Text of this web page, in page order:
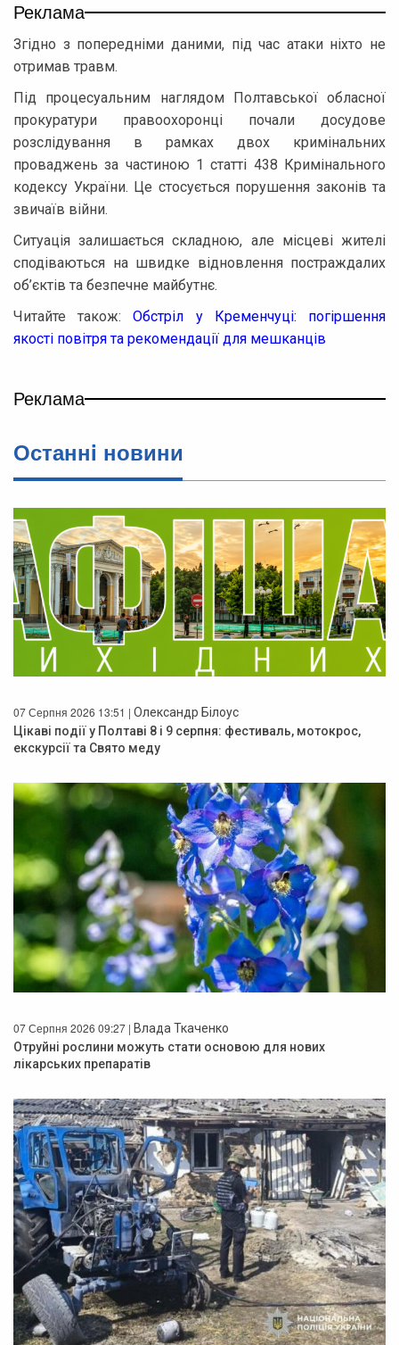
Реклама
Згідно з попередніми даними, під час атаки ніхто не
отримав травм.
Під процесуальним наглядом Полтавської обласної
прокуратури правоохоронці почали досудове
розслідування в рамках двох кримінальних
проваджень за частиною 1 статті 438 Кримінального
кодексу України. Це стосується порушення законів та
звичаїв війни.
Ситуація залишається складною, але місцеві жителі
сподіваються на швидке відновлення постраждалих
об’єктів та безпечне майбутнє.
Читайте також:Обстріл у Кременчуці: погіршення
якості повітря та рекомендації для мешканців
Реклама
Останнi новини
07 Серпня 2026 13:51 | Олександр Білоус
Цікаві події у Полтаві 8 і 9 серпня: фестиваль, мотокрос,
екскурсії та Свято меду
07 Серпня 2026 09:27 | Влада Ткаченко
Отруйні рослини можуть стати основою для нових
лікарських препаратів